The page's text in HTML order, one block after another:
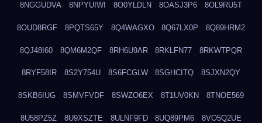
8NGGUDVA 8NPYUIWI 8O0YLDLN 8OASJ3P6 8OL9RU5T
8OUD8RGF 8PQTS65Y 8Q4WAGXO 8Q67LX0P 8Q89HRM2
8QJ48I60 8QM6M2QF 8RH6U9AR 8RKLFN77 8RKWTPQR
8RYF58IR 8S2Y754U 8S6FCGLW 8SGHCITQ 8SJXN2QY
8SKB6IUG 8SMVFVDF 8SWZO6EX 8T1UV0KN 8TNOE569
8U58PZ5Z 8U9XSZTE 8ULNF9FD 8UQ89PM6 8VO5Q2UE